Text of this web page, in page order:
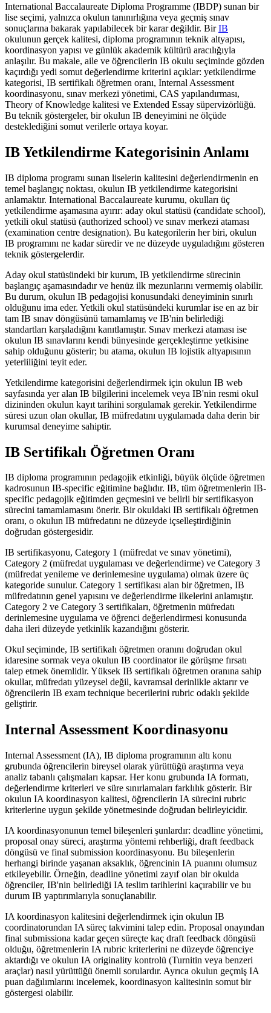
International Baccalaureate Diploma Programme (IBDP) sunan bir
lise seçimi, yalnızca okulun tanınırlığına veya geçmiş sınav
sonuçlarına bakarak yapılabilecek bir karar değildir. BirIB
okulunun gerçek kalitesi, diploma programının teknik altyapısı,
koordinasyon yapısı ve günlük akademik kültürü aracılığıyla
anlaşılır. Bu makale, aile ve öğrencilerin IB okulu seçiminde gözden
kaçırdığı yedi somut değerlendirme kriterini açıklar: yetkilendirme
kategorisi, IB sertifikalı öğretmen oranı, Internal Assessment
koordinasyonu, sınav merkezi yönetimi, CAS yapılandırması,
Theory of Knowledge kalitesi ve Extended Essay süpervizörlüğü.
Bu teknik göstergeler, bir okulun IB deneyimini ne ölçüde
desteklediğini somut verilerle ortaya koyar.
IB Yetkilendirme Kategorisinin Anlamı
IB diploma programı sunan liselerin kalitesini değerlendirmenin en
temel başlangıç noktası, okulun IB yetkilendirme kategorisini
anlamaktır. International Baccalaureate kurumu, okulları üç
yetkilendirme aşamasına ayırır: aday okul statüsü (candidate school),
yetkili okul statüsü (authorized school) ve sınav merkezi ataması
(examination centre designation). Bu kategorilerin her biri, okulun
IB programını ne kadar süredir ve ne düzeyde uyguladığını gösteren
teknik göstergelerdir.
Aday okul statüsündeki bir kurum, IB yetkilendirme sürecinin
başlangıç aşamasındadır ve henüz ilk mezunlarını vermemiş olabilir.
Bu durum, okulun IB pedagojisi konusundaki deneyiminin sınırlı
olduğunu ima eder. Yetkili okul statüsündeki kurumlar ise en az bir
tam IB sınav döngüsünü tamamlamış ve IB'nin belirlediği
standartları karşıladığını kanıtlamıştır. Sınav merkezi ataması ise
okulun IB sınavlarını kendi bünyesinde gerçekleştirme yetkisine
sahip olduğunu gösterir; bu atama, okulun IB lojistik altyapısının
yeterliliğini teyit eder.
Yetkilendirme kategorisini değerlendirmek için okulun IB web
sayfasında yer alan IB bilgilerini incelemek veya IB'nin resmi okul
dizininden okulun kayıt tarihini sorgulamak gerekir. Yetkilendirme
süresi uzun olan okullar, IB müfredatını uygulamada daha derin bir
kurumsal deneyime sahiptir.
IB Sertifikalı Öğretmen Oranı
IB diploma programının pedagojik etkinliği, büyük ölçüde öğretmen
kadrosunun IB-specific eğitimine bağlıdır. IB, tüm öğretmenlerin IB-
specific pedagojik eğitimden geçmesini ve belirli bir sertifikasyon
sürecini tamamlamasını önerir. Bir okuldaki IB sertifikalı öğretmen
oranı, o okulun IB müfredatını ne düzeyde içselleştirdiğinin
doğrudan göstergesidir.
IB sertifikasyonu, Category 1 (müfredat ve sınav yönetimi),
Category 2 (müfredat uygulaması ve değerlendirme) ve Category 3
(müfredat yenileme ve derinlemesine uygulama) olmak üzere üç
kategoride sunulur. Category 1 sertifikası alan bir öğretmen, IB
müfredatının genel yapısını ve değerlendirme ilkelerini anlamıştır.
Category 2 ve Category 3 sertifikaları, öğretmenin müfredatı
derinlemesine uygulama ve öğrenci değerlendirmesi konusunda
daha ileri düzeyde yetkinlik kazandığını gösterir.
Okul seçiminde, IB sertifikalı öğretmen oranını doğrudan okul
idaresine sormak veya okulun IB coordinator ile görüşme fırsatı
talep etmek önemlidir. Yüksek IB sertifikalı öğretmen oranına sahip
okullar, müfredatı yüzeysel değil, kavramsal derinlikle aktarır ve
öğrencilerin IB exam technique becerilerini rubric odaklı şekilde
geliştirir.
Internal Assessment Koordinasyonu
Internal Assessment (IA), IB diploma programının altı konu
grubunda öğrencilerin bireysel olarak yürüttüğü araştırma veya
analiz tabanlı çalışmaları kapsar. Her konu grubunda IA formatı,
değerlendirme kriterleri ve süre sınırlamaları farklılık gösterir. Bir
okulun IA koordinasyon kalitesi, öğrencilerin IA sürecini rubric
kriterlerine uygun şekilde yönetmesinde doğrudan belirleyicidir.
IA koordinasyonunun temel bileşenleri şunlardır: deadline yönetimi,
proposal onay süreci, araştırma yöntemi rehberliği, draft feedback
döngüsü ve final submission koordinasyonu. Bu bileşenlerin
herhangi birinde yaşanan aksaklık, öğrencinin IA puanını olumsuz
etkileyebilir. Örneğin, deadline yönetimi zayıf olan bir okulda
öğrenciler, IB'nin belirlediği IA teslim tarihlerini kaçırabilir ve bu
durum IB yaptırımlarıyla sonuçlanabilir.
IA koordinasyon kalitesini değerlendirmek için okulun IB
coordinatorundan IA süreç takvimini talep edin. Proposal onayından
final submissiona kadar geçen süreçte kaç draft feedback döngüsü
olduğu, öğretmenlerin IA rubric kriterlerini ne düzeyde öğrenciye
aktardığı ve okulun IA originality kontrolü (Turnitin veya benzeri
araçlar) nasıl yürüttüğü önemli sorulardır. Ayrıca okulun geçmiş IA
puan dağılımlarını incelemek, koordinasyon kalitesinin somut bir
göstergesi olabilir.